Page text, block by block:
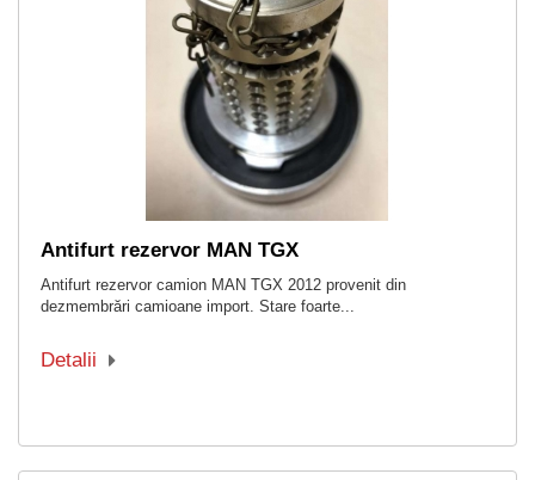
Antifurt rezervor MAN TGX
Antifurt rezervor camion MAN TGX 2012 provenit din
dezmembrări camioane import. Stare foarte...
Detalii